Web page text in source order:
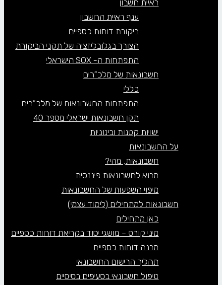
ראיית חשבון
ענף ראיית החשבון
ביקורת דוחות כספיים
הצורך בגלובליזציה של תקני הביקורת
התפתחות ה- SOX הישראלי
חשבונאות של מלכ”רים
כללי
התפתחות החשבונאות של מלכ”רים
תקן חשבונאות ישראלי מספר 40
ישויות קטנות ובינוניות
על החשבונאות
חשבונאות, מהי?
מבוא לחשבונאות פיננסית
מיפוי השפעות של החשבונאות
חשבונאות למתחילים (לימוד עצמי)
כאן מתחילים
מיני קורס – מושגי יסוד בקריאת דוחות כספיים
מבנה דוחות כספיים
תהליך הרישום החשבונאי
טיפול חשבונאי בסעיפים בסיסיים